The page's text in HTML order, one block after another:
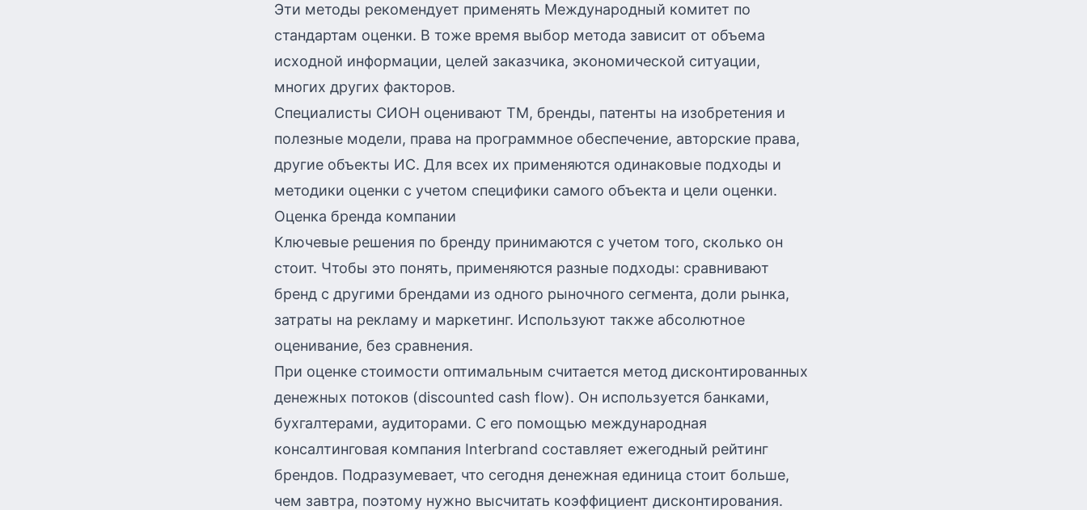
Эти методы рекомендует применять Международный комитет по
стандартам оценки. В тоже время выбор метода зависит от объема
исходной информации, целей заказчика, экономической ситуации,
многих других факторов.
Специалисты СИОН оценивают ТМ, бренды, патенты на изобретения и
полезные модели, права на программное обеспечение, авторские права,
другие объекты ИС. Для всех их применяются одинаковые подходы и
методики оценки с учетом специфики самого объекта и цели оценки.
Оценка бренда компании
Ключевые решения по бренду принимаются с учетом того, сколько он
стоит. Чтобы это понять, применяются разные подходы: сравнивают
бренд с другими брендами из одного рыночного сегмента, доли рынка,
затраты на рекламу и маркетинг. Используют также абсолютное
оценивание, без сравнения.
При оценке стоимости оптимальным считается метод дисконтированных
денежных потоков(discounted cash flow). Он используется банками,
бухгалтерами, аудиторами. С его помощью международная
консалтинговая компания Interbrand составляет ежегодный рейтинг
брендов. Подразумевает, что сегодня денежная единица стоит больше,
чем завтра, поэтому нужно высчитать коэффициент дисконтирования.